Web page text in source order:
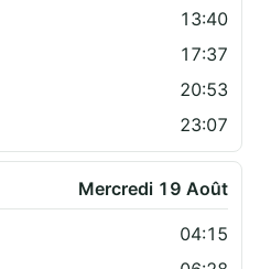
13:40
17:37
20:53
23:07
Mercredi 19 Août
04:15